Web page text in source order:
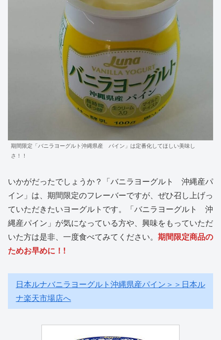
期間限定「バニラヨーグルト沖縄県産 パイン」は定番化してほしい美味し
さ！！
いかがだったでしょうか？「バニラヨーグルト 沖縄産パ
イン」は、期間限定のフレーバーですが、ぜひ召し上げっ
ていただきたいヨーグルトです。「バニラヨーグルト 沖
縄産パイン」が気になっている方や、興味をもっていただ
いた方は是非、一度食べてみてください。 期間限定商品の
ためお早めに！!
日本ルナバニラヨーグルト沖縄県産パイン＞＞日本ル
ナ楽天市場店へ